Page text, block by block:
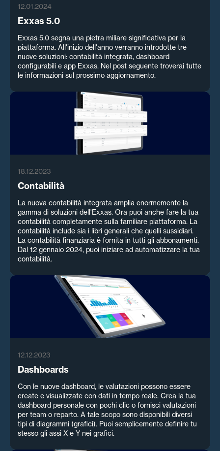
12.01.2024
Exxas 5.0
Exxas 5.0 segna una pietra miliare significativa per la
piattaforma. All'inizio dell'anno verranno introdotte tre
nuove soluzioni: contabilità integrata, dashboard
configurabili e app Exxas. Nel post seguente troverai tutte
le informazioni sul prossimo aggiornamento.
18.12.2023
Contabilità
La nuova contabilità integrata amplia enormemente la
gamma di soluzioni dell'Exxas. Ora puoi anche fare la tua
contabilità completamente sulla familiare piattaforma. La
contabilità include sia i libri generali che quelli sussidiari.
La contabilità finanziaria è fornita in tutti gli abbonamenti.
Dal 12 gennaio 2024, puoi iniziare ad automatizzare la tua
contabilità.
12.12.2023
Dashboards
Con le nuove dashboard, le valutazioni possono essere
create e visualizzate con dati in tempo reale. Crea la tua
dashboard personale con pochi clic o fornisci valutazioni
per team o reparto. A tale scopo sono disponibili diversi
tipi di diagrammi (grafici). Puoi semplicemente definire tu
stesso gli assi X e Y nei grafici.